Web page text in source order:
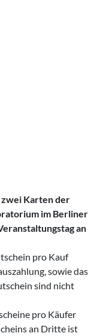
Karten der
im Berliner
an
pro Kauf
sowie das
sind nicht
pro Käufer
an Dritte ist